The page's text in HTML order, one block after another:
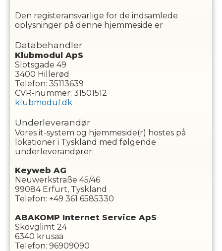
Den registeransvarlige for de indsamlede
oplysninger på denne hjemmeside er
Databehandler
Klubmodul ApS
Slotsgade 49
3400 Hillerød
Telefon: 35113639
CVR-nummer: 31501512
klubmodul.dk
Underleverandør
Vores it-system og hjemmeside(r) hostes på
lokationer i Tyskland med følgende
underleverandører:
Keyweb AG
Neuwerkstraße 45/46
99084 Erfurt, Tyskland
Telefon: +49 361 6585330
ABAKOMP Internet Service ApS
Skovglimt 24
6340 krusaa
Telefon: 96909090